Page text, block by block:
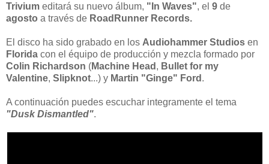
Trivium editará su nuevo álbum, "In Waves", el 9 de
agosto a través de RoadRunner Records.
El disco ha sido grabado en los Audiohammer Studios en
Florida con el équipo de producción y mezcla formado por
Colin Richardson (Machine Head , Bullet for my
Valentine, Slipknot...) y Martin "Ginge" Ford .
A continuación puedes escuchar integramente el tema
"Dusk Dismantled".